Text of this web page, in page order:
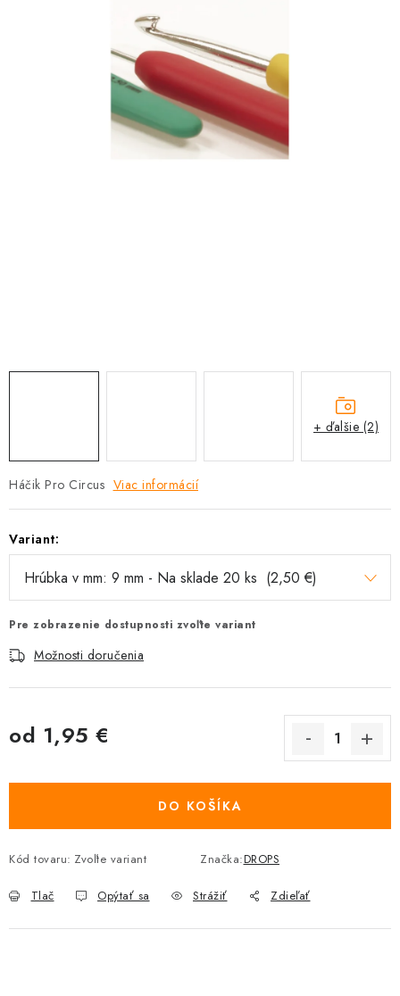
Háčik Pro Circus Viac informácií
Variant:
Pre zobrazenie dostupnosti zvoľte variant
Možnosti doručenia
od 1,95 €
DO KOŠÍKA
Kód tovaru: Zvoľte variant Značka:DROPS
Tlač Opýtať sa Strážiť Zdieľať
+ ďalšie (2)